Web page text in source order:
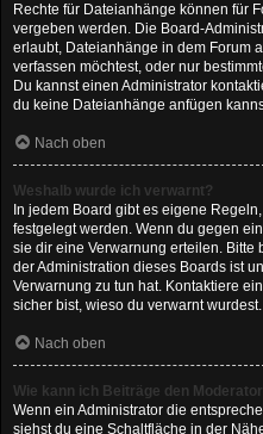
Rechte für Dateianhänge können für
vergeben werden. Die Board-
erlaubt, Dateianhänge in dem Forum
verfassen möchtest, oder nur
Du kannst einen Administrator
du keine Dateianhänge anfügen
Nach oben
Weshalb wurde ich verwarnt?
In jedem Board gibt es eigene
festgelegt werden. Wenn du gegen
sie dir eine Verwarnung erteilen. Bitte
der Administration dieses Boards ist
Verwarnung zu tun hat. Kontaktiere
sicher bist, wieso du verwarnt wurdest.
Nach oben
Wie kann ich Beiträge den
Wenn ein Administrator die
siehst du eine Schaltfläche in der